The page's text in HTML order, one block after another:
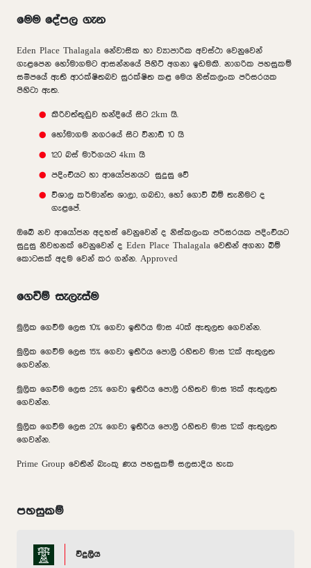
මෙම දේපල ගැන
Eden Place Thalagala නේවාසික හා ව්‍යාපාරික අවස්ථා වෙනුවෙන්
ගැළපෙන හෝමාගමට ආසන්නයේ පිහිටි අගනා ඉඩමකි. නාගරික පහසුකම්
සමීපයේ ඇති ආරක්ෂිතබව සුරක්ෂිත කළ මෙය නිස්කලංක පරිසරයක
පිහිටා ඇත.
කිරිවත්තුඩුව හන්දියේ සිට 2km යි.
හෝමාගම නගරයේ සිට විනාඩි 10 යි
120 බස් මාර්ගයට 4km යි
පදිංචියට හා ආයෝජනයට සුදුසු වේ
විශාල කර්මාන්ත ශාලා, ගබඩා, හෝ ගොවි බිම් තැනීමට ද
ගැළපේ.
ඔබේ නව ආයෝජන අදහස් වෙනුවෙන් ද නිස්කලංක පරිසරයක පදිංචියට
සුදුසු නිවහනක් වෙනුවෙන් ද Eden Place Thalagala වෙතින් අගනා බිම්
කොටසක් අදම වෙන් කර ගන්න. Approved
ගෙවීම් සැලැස්ම
මුලික ගෙවීම ලෙස 10% ගෙවා ඉතිරිය මාස 40ක් ඇතුලත ගෙවන්න.
මුලික ගෙවීම ලෙස 15% ගෙවා ඉතිරිය පොලි රහිතව මාස 12ක් ඇතුලත
ගෙවන්න.
මුලික ගෙවීම ලෙස 25% ගෙවා ඉතිරිය පොලි රහිතව මාස 18ක් ඇතුලත
ගෙවන්න.
මුලික ගෙවීම ලෙස 20% ගෙවා ඉතිරිය පොලි රහිතව මාස 12ක් ඇතුලත
ගෙවන්න.
Prime Group වෙතින් බැංකු ණය පහසුකම් සලසාදිය හැක
පහසුකම්
විදුලිය